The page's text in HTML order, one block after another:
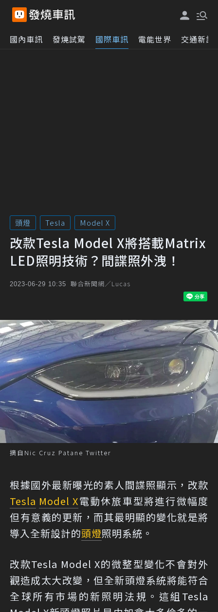
國內車訊 發燒試駕 國際車訊 電能世界 交通新訊
頭燈 Tesla Model X
改款Tesla Model X將搭載Matrix
LED照明技術？間諜照外洩！
2023-06-29 10:35 聯合新聞網／Lucas
摘自Nic Cruz Patane Twitter
根據國外最新曝光的素人間諜照顯示，改款
Tesla Model X電動休旅車型將進行微幅度
但有意義的更新，而其最明顯的變化就是將
導入全新設計的頭燈照明系統。
改款Tesla Model X的微整型變化不會對外
觀造成太大改變，但全新頭燈系統將能符合
全球所有市場的新照明法規。這組Tesla